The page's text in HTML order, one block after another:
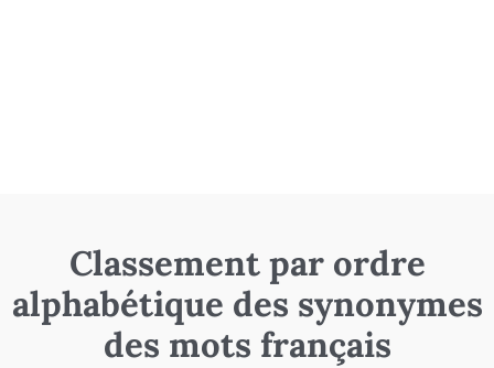
Classement par ordre
alphabétique des synonymes
des mots français